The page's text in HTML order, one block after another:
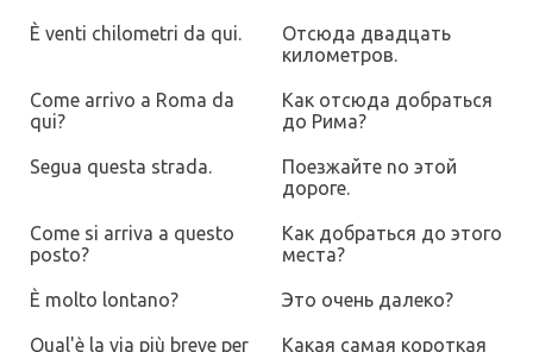
È venti chilometri da qui.
Отсюда двадцать
километров.
Come arrivo a Roma da
qui?
Как отсюда добраться
до Рима?
Segua questa strada.
Поезжайте no этой
дороге.
Come si arriva a questo
posto?
Как добраться до этого
места?
È molto lontano? Это очень далеко?
Qual'è la via più breve per Какая самая короткая